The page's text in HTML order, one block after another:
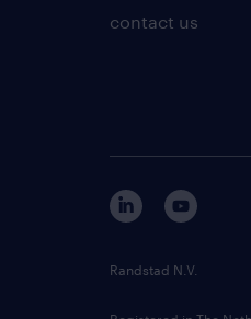
contact us
Randstad N.V.